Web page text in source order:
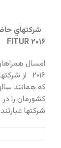
شركتهاي
۲۰۱۶ FITUR
۲۰۱۶
که همانند
کشورمان را
شرکتها